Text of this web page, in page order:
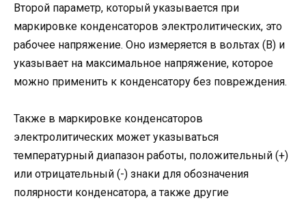
Второй параметр, который указывается при
маркировке конденсаторов электролитических, это
рабочее напряжение. Оно измеряется в вольтах (В) и
указывает на максимальное напряжение, которое
можно применить к конденсатору без повреждения.
Также в маркировке конденсаторов
электролитических может указываться
температурный диапазон работы, положительный (+)
или отрицательный (-) знаки для обозначения
полярности конденсатора, а также другие